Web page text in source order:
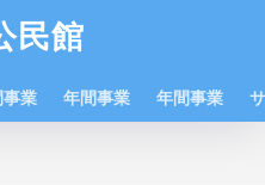
民館
事業 年間事業 年間事業